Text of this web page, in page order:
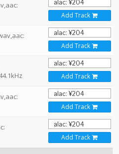
Add Track
Add Track
Add Track
Add Track
Add Track